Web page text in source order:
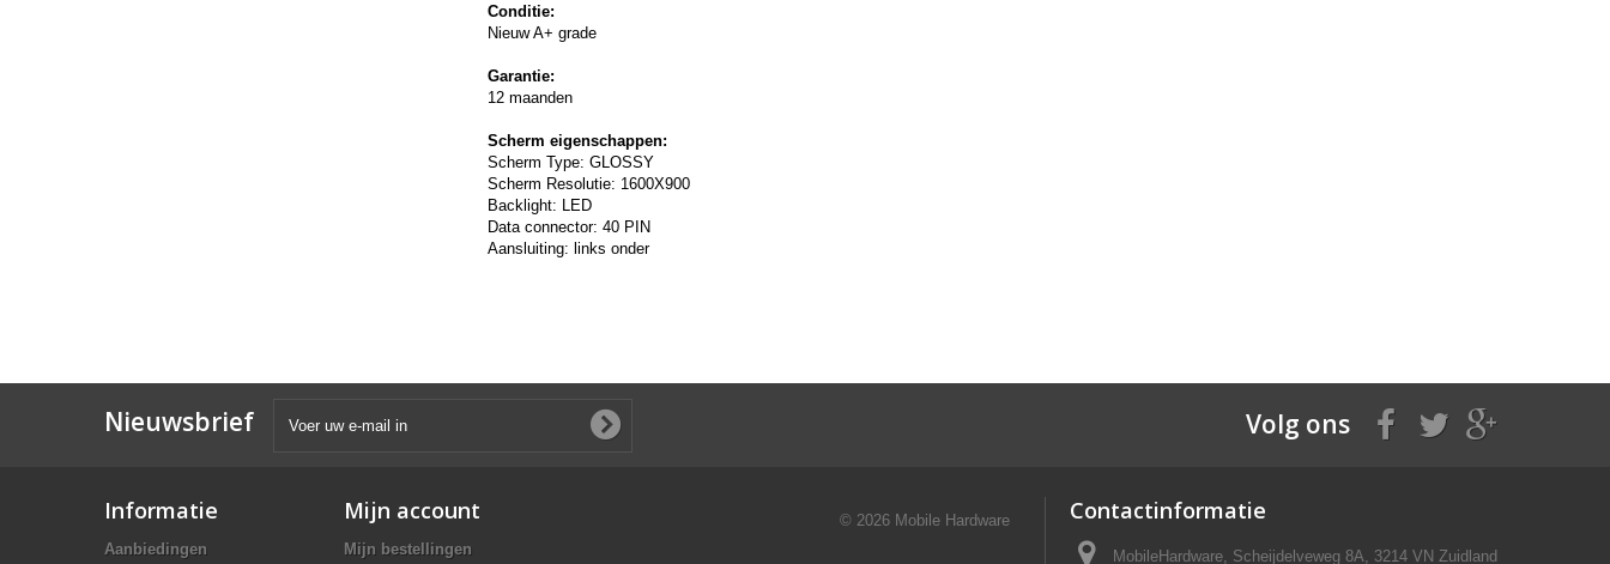
Conditie:
Nieuw A+ grade
Garantie:
12 maanden
Scherm eigenschappen:
Scherm Type: GLOSSY
Scherm Resolutie: 1600X900
Backlight: LED
Data connector: 40 PIN
Aansluiting: links onder
Nieuwsbrief Volg ons
Informatie
Aanbiedingen
Mijn account
Mijn bestellingen
Contactinformatie
MobileHardware, Scheijdelveweg 8A, 3214 VN Zuidland
© 2026 Mobile Hardware